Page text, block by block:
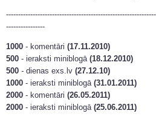
----------------
1000 - komentāri (17.11.2010)
500 - ieraksti miniblogā (18.12.2010)
500 - dienas exs.lv (27.12.10)
1000 - ieraksti miniblogā (31.01.2011)
2000 - komentāri (26.05.2011)
2000 - ieraksti miniblogā (25.06.2011)